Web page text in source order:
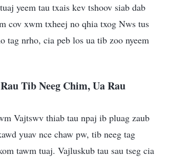
yeem tau txais kev tshoov siab dab
cov xwm txheej no qhia txog Nws tus
tag nrho, cia peb los ua tib zoo nyeem
Tib Neeg Chim, Ua Rau
Vajtswv thiab tau npaj ib pluag zaub
yuav nce chaw pw, tib neeg tag
tawm tuaj. Vajluskub tau sau tseg cia